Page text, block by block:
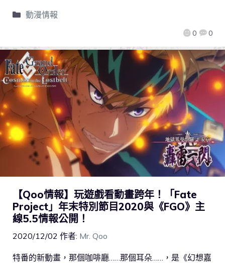
0 0
動漫情報
【Qoo情報】玩遊戲看動畫跨年！「Fate
Project」年末特別節目2020與《FGO》主
線5.5情報公開！
2020/12/02 作者: Mr. Qoo
特番的新動畫，那個咖啡廳……那個耳朵……，是《幻想嘉